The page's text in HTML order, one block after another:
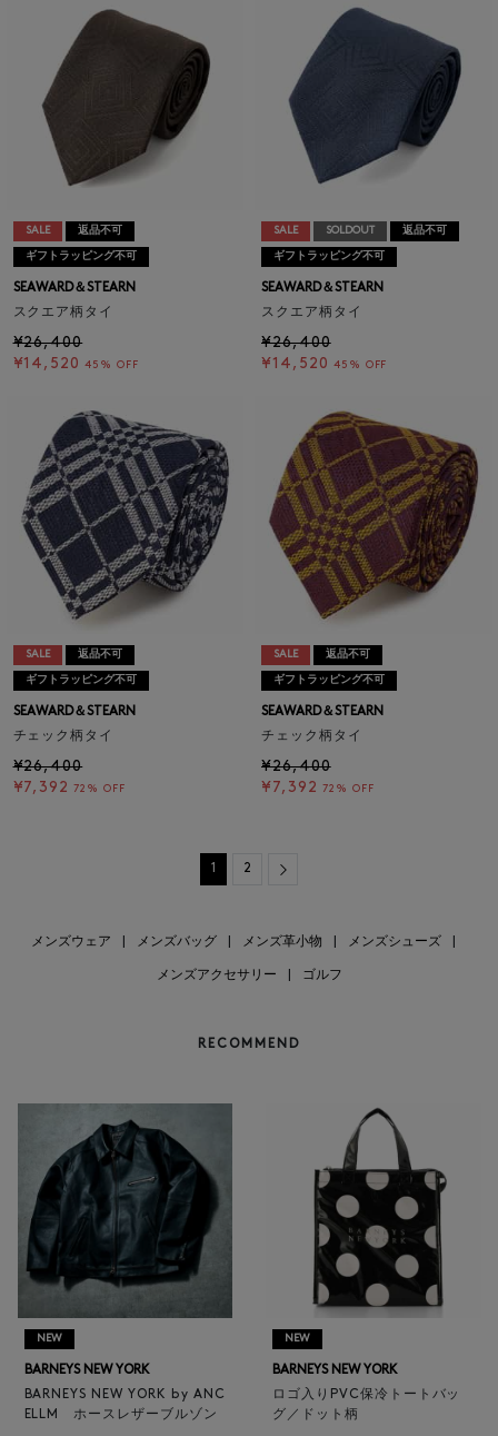
SALE 返品不可
ギフトラッピング不可
SEAWARD＆STEARN
スクエア柄タイ
¥26,400
¥14,520 45% OFF
SALE SOLDOUT 返品不可
ギフトラッピング不可
SEAWARD＆STEARN
スクエア柄タイ
¥26,400
¥14,520 45% OFF
SALE 返品不可
ギフトラッピング不可
SEAWARD＆STEARN
チェック柄タイ
¥26,400
¥7,392 72% OFF
SALE 返品不可
ギフトラッピング不可
SEAWARD＆STEARN
チェック柄タイ
¥26,400
¥7,392 72% OFF
1 2
メンズウェア メンズバッグ メンズ革小物 メンズシューズ
メンズアクセサリー ゴルフ
RECOMMEND
NEW
BARNEYS NEW YORK
BARNEYS NEW YORK by ANC
ELLM ホースレザーブルゾン
NEW
BARNEYS NEW YORK
ロゴ入りPVC保冷トートバッ
グ／ドット柄